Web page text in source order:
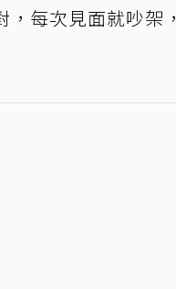
每次見面就吵架